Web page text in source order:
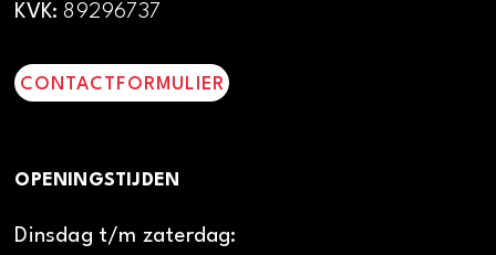
KVK: 89296737
CONTACTFORMULIER
OPENINGSTIJDEN
Dinsdag t/m zaterdag: